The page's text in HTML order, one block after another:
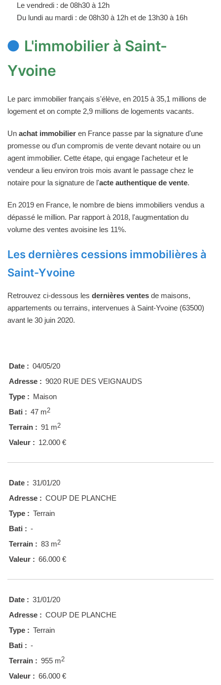
Le vendredi : de 08h30 à 12h
Du lundi au mardi : de 08h30 à 12h et de 13h30 à 16h
L'immobilier à Saint-
Yvoine
Le parc immobilier français s'élève, en 2015 à 35,1 millions de
logement et on compte 2,9 millions de logements vacants.
Un achat immobilier en France passe par la signature d'une
promesse ou d'un compromis de vente devant notaire ou un
agent immobilier. Cette étape, qui engage l'acheteur et le
vendeur a lieu environ trois mois avant le passage chez le
notaire pour la signature de l'acte authentique de vente.
En 2019 en France, le nombre de biens immobiliers vendus a
dépassé le million. Par rapport à 2018, l'augmentation du
volume des ventes avoisine les 11%.
Les dernières cessions immobilières à
Saint-Yvoine
Retrouvez ci-dessous les dernières ventes de maisons,
appartements ou terrains, intervenues à Saint-Yvoine (63500)
avant le 30 juin 2020.
Date : 04/05/20
Adresse : 9020 RUE DES VEIGNAUDS
Type : Maison
Bati : 47 m2
Terrain : 91 m2
Valeur : 12.000 €
Date : 31/01/20
Adresse : COUP DE PLANCHE
Type : Terrain
Bati : -
Terrain : 83 m2
Valeur : 66.000 €
Date : 31/01/20
Adresse : COUP DE PLANCHE
Type : Terrain
Bati : -
Terrain : 955 m2
Valeur : 66.000 €